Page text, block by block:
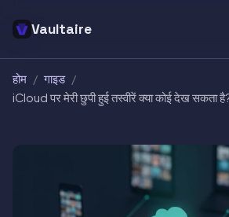
Vaultaire
होम / गाइड /
iCloud पर मेरी छुपी हुई तस्वीरें क्या कोई देख सकता